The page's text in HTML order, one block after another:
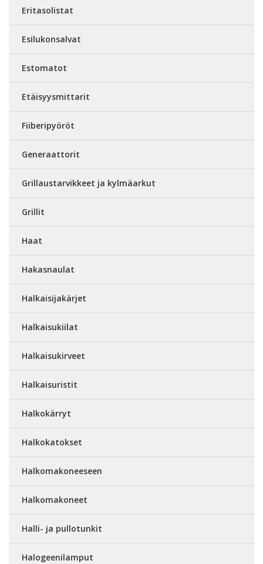
Eritasolistat
Esilukonsalvat
Estomatot
Etäisyysmittarit
Fiiberipyöröt
Generaattorit
Grillaustarvikkeet ja kylmäarkut
Grillit
Haat
Hakasnaulat
Halkaisijakärjet
Halkaisukiilat
Halkaisukirveet
Halkaisuristit
Halkokärryt
Halkokatokset
Halkomakoneeseen
Halkomakoneet
Halli- ja pullotunkit
Halogeenilamput